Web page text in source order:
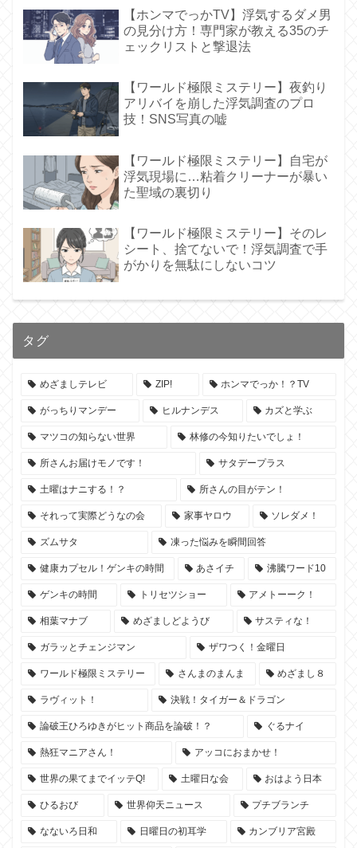
【ホンマでっかTV】浮気するダメ男
の見分け方！専門家が教える35のチ
ェックリストと撃退法
【ワールド極限ミステリー】夜釣り
アリバイを崩した浮気調査のプロ
技！SNS写真の嘘
【ワールド極限ミステリー】自宅が
浮気現場に…粘着クリーナーが暴い
た聖域の裏切り
【ワールド極限ミステリー】そのレ
シート、捨てないで！浮気調査で手
がかりを無駄にしないコツ
タグ
めざましテレビ ZIP! ホンマでっか！？TV
がっちりマンデー ヒルナンデス カズと学ぶ
マツコの知らない世界 林修の今知りたいでしょ！
所さんお届けモノです！ サタデープラス
土曜はナニする！？ 所さんの目がテン！
それって実際どうなの会 家事ヤロウ ソレダメ！
ズムサタ 凍った悩みを瞬間回答
健康カプセル！ゲンキの時間 あさイチ 沸騰ワード10
ゲンキの時間 トリセツショー アメトーーク！
相葉マナブ めざましどようび サスティな！
ガラッとチェンジマン ザワつく！金曜日
ワールド極限ミステリー さんまのまんま めざまし８
ラヴィット！ 決戦！タイガー＆ドラゴン
論破王ひろゆきがヒット商品を論破！？ ぐるナイ
熱狂マニアさん！ アッコにおまかせ！
世界の果てまでイッテQ! 土曜日な会 おはよう日本
ひるおび 世界仰天ニュース プチブランチ
なないろ日和 日曜日の初耳学 カンブリア宮殿